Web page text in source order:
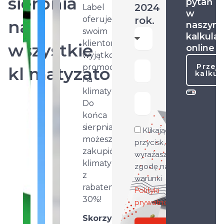
na
wszystkie
klimatyzatory
Label
oferuje
swoim
klientom
wyjątkową
promocję
na
klimatyzatory.
Do
końca
sierpnia
możesz
zakupić
klimatyzator
z
rabatem
30%!
Skorzystaj
2024
rok.
Klikając
przycisk,
wyrażasz
zgodę na
warunki
Polityki
prywatności
w
naszym
online